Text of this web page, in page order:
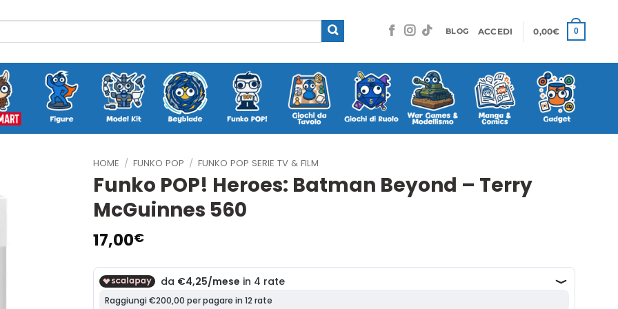
BLOG ACCEDI 0,00€ 0
HOME / FUNKO POP / FUNKO POP SERIE TV & FILM
Funko POP! Heroes: Batman Beyond – Terry
McGuinnes 560
17,00€